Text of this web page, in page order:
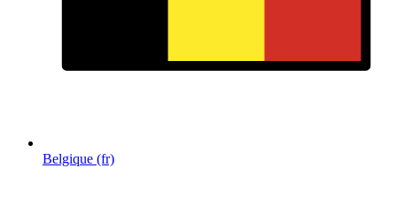
Belgique (fr)